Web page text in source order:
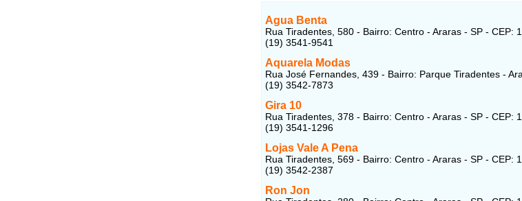
Agua Benta
Rua Tiradentes, 580 - Bairro: Centro - Araras - SP - CEP:
(19) 3541-9541
Aquarela Modas
Rua José Fernandes, 439 - Bairro: Parque Tiradentes -
(19) 3542-7873
Gira 10
Rua Tiradentes, 378 - Bairro: Centro - Araras - SP - CEP:
(19) 3541-1296
Lojas Vale A Pena
Rua Tiradentes, 569 - Bairro: Centro - Araras - SP - CEP:
(19) 3542-2387
Ron Jon